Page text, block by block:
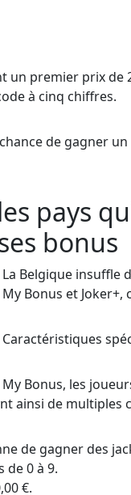
premier prix de
à cinq chiffres.
de gagner
pays
bonus
La Belgique insuffle
My Bonus et
Caractéristiques
My Bonus, les
ainsi de multiples
de gagner des
0 à 9.
€.